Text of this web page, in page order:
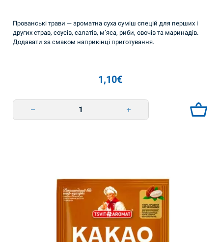
Прованські трави — ароматна суха суміш спецій для перших і
других страв, соусів, салатів, м’яса, риби, овочів та маринадів.
Додавати за смаком наприкінці приготування.
1,10€